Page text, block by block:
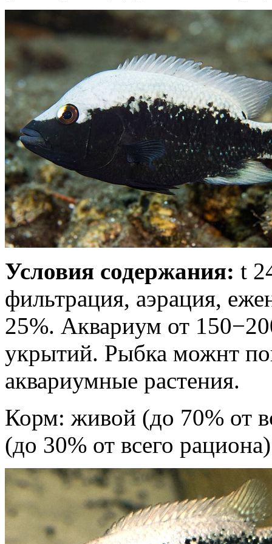
Условия содержания: t
фильтрация, аэрация,
25%. Аквариум от
укрытий. Рыбка можнт
аквариумные растения.
Корм: живой (до 70% от
(до 30% от всего